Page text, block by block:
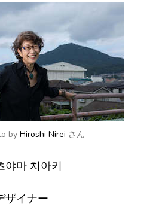
by Hiroshi Nirei さん
마 치아키
イナー